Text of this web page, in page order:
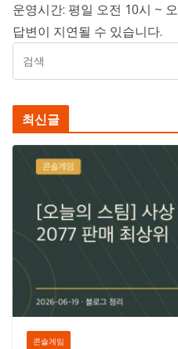
운영시간: 평일 오전 10시 ~
답변이 지연될 수 있습니다.
최신글
콘솔게임